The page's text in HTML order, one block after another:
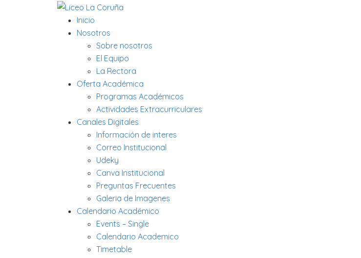
Inicio
Nosotros
Sobre nosotros
El Equipo
La Rectora
Oferta Académica
Programas Académicos
Actividades Extracurriculares
Canales Digitales
Información de interes
Correo Institucional
Udeky
Canva Institucional
Preguntas Frecuentes
Galeria de Imagenes
Calendario Académico
Events – Single
Calendario Academico
Timetable